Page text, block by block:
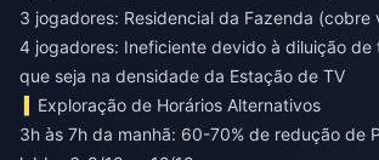
3 jogadores: Residencial da Fazenda (cobre
4 jogadores: Ineficiente devido à diluição de
que seja na densidade da Estação de TV
Exploração de Horários Alternativos
3h às 7h da manhã: 60-70% de redução de